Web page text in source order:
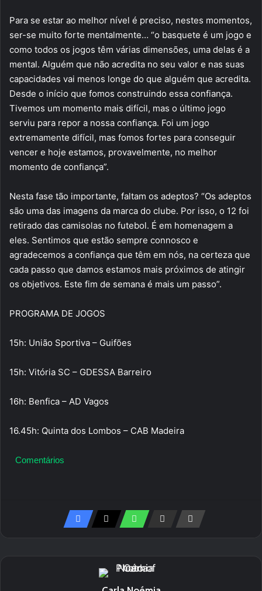
Para se estar ao melhor nível é preciso, nestes momentos,
ser-se muito forte mentalmente… “o basquete é um jogo e
como todos os jogos têm várias dimensões, uma delas é a
mental. Alguém que não acredita no seu valor e nas suas
capacidades vai menos longe do que alguém que acredita.
Desde o início que fomos construindo essa confiança.
Tivemos um momento mais difícil, mas o último jogo
serviu para repor a nossa confiança. Foi um jogo
extremamente difícil, mas fomos fortes para conseguir
vencer e hoje estamos, provavelmente, no melhor
momento de confiança”.
Nesta fase tão importante, faltam os adeptos? “Os adeptos
são uma das imagens da marca do clube. Por isso, o 12 foi
retirado das camisolas no futebol. É em homenagem a
eles. Sentimos que estão sempre connosco e
agradecemos a confiança que têm em nós, na certeza que
cada passo que damos estamos mais próximos de atingir
os objetivos. Este fim de semana é mais um passo”.
PROGRAMA DE JOGOS
15h: União Sportiva – Guifões
15h: Vitória SC – GDESSA Barreiro
16h: Benfica – AD Vagos
16.45h: Quinta dos Lombos – CAB Madeira
Comentários